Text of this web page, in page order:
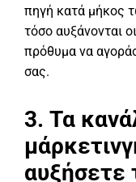
πηγή κατά μήκος
τόσο αυξάνονται
πρόθυμα να
σας.
3. Τα
αυξήσετε